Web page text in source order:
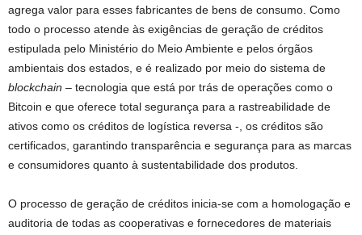
agrega valor para esses fabricantes de bens de consumo. Como
todo o processo atende às exigências de geração de créditos
estipulada pelo Ministério do Meio Ambiente e pelos órgãos
ambientais dos estados, e é realizado por meio do sistema de
blockchain – tecnologia que está por trás de operações como o
Bitcoin e que oferece total segurança para a rastreabilidade de
ativos como os créditos de logística reversa -, os créditos são
certificados, garantindo transparência e segurança para as marcas
e consumidores quanto à sustentabilidade dos produtos.
O processo de geração de créditos inicia-se com a homologação e
auditoria de todas as cooperativas e fornecedores de materiais